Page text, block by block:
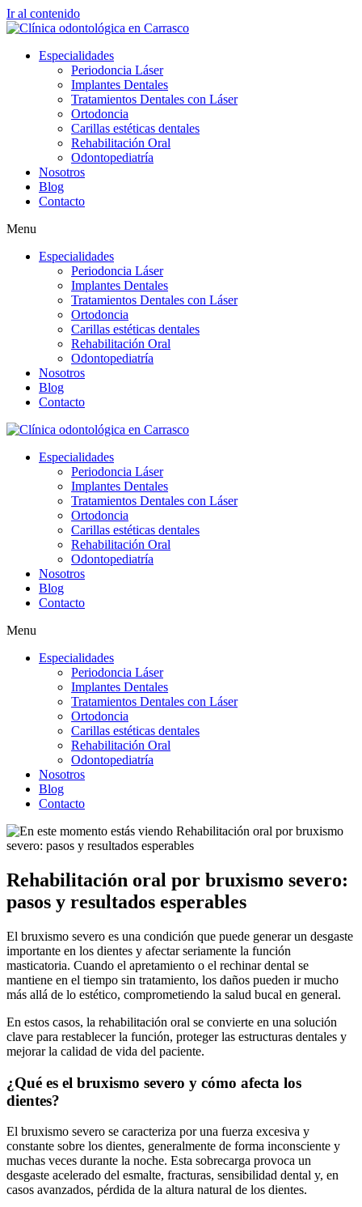
Ir al contenido
Especialidades
Periodoncia Láser
Implantes Dentales
Tratamientos Dentales con Láser
Ortodoncia
Carillas estéticas dentales
Rehabilitación Oral
Odontopediatría
Nosotros
Blog
Contacto
Menu
Especialidades
Periodoncia Láser
Implantes Dentales
Tratamientos Dentales con Láser
Ortodoncia
Carillas estéticas dentales
Rehabilitación Oral
Odontopediatría
Nosotros
Blog
Contacto
Especialidades
Periodoncia Láser
Implantes Dentales
Tratamientos Dentales con Láser
Ortodoncia
Carillas estéticas dentales
Rehabilitación Oral
Odontopediatría
Nosotros
Blog
Contacto
Menu
Especialidades
Periodoncia Láser
Implantes Dentales
Tratamientos Dentales con Láser
Ortodoncia
Carillas estéticas dentales
Rehabilitación Oral
Odontopediatría
Nosotros
Blog
Contacto
Rehabilitación oral por bruxismo severo:
pasos y resultados esperables
El bruxismo severo es una condición que puede generar un desgaste
importante en los dientes y afectar seriamente la función
masticatoria. Cuando el apretamiento o el rechinar dental se
mantiene en el tiempo sin tratamiento, los daños pueden ir mucho
más allá de lo estético, comprometiendo la salud bucal en general.
En estos casos, la rehabilitación oral se convierte en una solución
clave para restablecer la función, proteger las estructuras dentales y
mejorar la calidad de vida del paciente.
¿Qué es el bruxismo severo y cómo afecta los
dientes?
El bruxismo severo se caracteriza por una fuerza excesiva y
constante sobre los dientes, generalmente de forma inconsciente y
muchas veces durante la noche. Esta sobrecarga provoca un
desgaste acelerado del esmalte, fracturas, sensibilidad dental y, en
casos avanzados, pérdida de la altura natural de los dientes.